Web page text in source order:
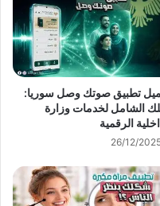
تطبيق صوتك وصل سوريا:
الشامل لخدمات وزارة
الرقمية
26/12/